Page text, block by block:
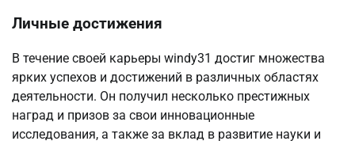
Личные достижения
В течение своей карьеры windy31 достиг множества
ярких успехов и достижений в различных областях
деятельности. Он получил несколько престижных
наград и призов за свои инновационные
исследования, а также за вклад в развитие науки и